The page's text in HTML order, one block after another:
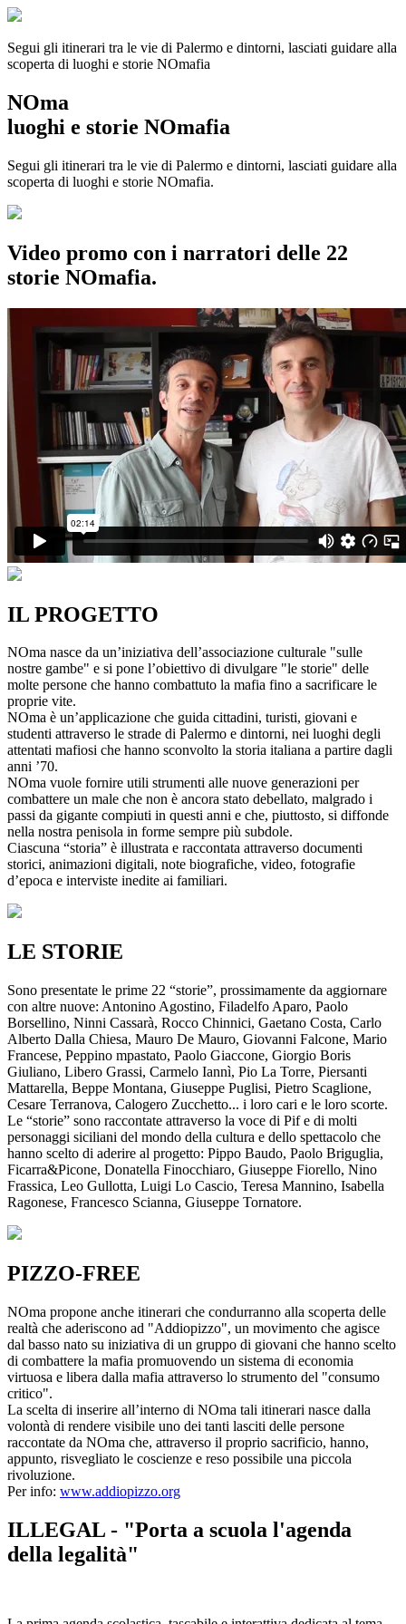
Segui gli itinerari tra le vie di Palermo e dintorni, lasciati guidare alla
scoperta di luoghi e storie NOmafia
NOma
luoghi e storie NOmafia
Segui gli itinerari tra le vie di Palermo e dintorni, lasciati guidare alla
scoperta di luoghi e storie NOmafia.
Video promo con i narratori delle 22
storie NOmafia.
IL PROGETTO
NOma nasce da un’iniziativa dell’associazione culturale "sulle
nostre gambe" e si pone l’obiettivo di divulgare "le storie" delle
molte persone che hanno combattuto la mafia fino a sacrificare le
proprie vite.
NOma è un’applicazione che guida cittadini, turisti, giovani e
studenti attraverso le strade di Palermo e dintorni, nei luoghi degli
attentati mafiosi che hanno sconvolto la storia italiana a partire dagli
anni ’70.
NOma vuole fornire utili strumenti alle nuove generazioni per
combattere un male che non è ancora stato debellato, malgrado i
passi da gigante compiuti in questi anni e che, piuttosto, si diffonde
nella nostra penisola in forme sempre più subdole.
Ciascuna “storia” è illustrata e raccontata attraverso documenti
storici, animazioni digitali, note biografiche, video, fotografie
d’epoca e interviste inedite ai familiari.
LE STORIE
Sono presentate le prime 22 “storie”, prossimamente da aggiornare
con altre nuove: Antonino Agostino, Filadelfo Aparo, Paolo
Borsellino, Ninni Cassarà, Rocco Chinnici, Gaetano Costa, Carlo
Alberto Dalla Chiesa, Mauro De Mauro, Giovanni Falcone, Mario
Francese, Peppino mpastato, Paolo Giaccone, Giorgio Boris
Giuliano, Libero Grassi, Carmelo Iannì, Pio La Torre, Piersanti
Mattarella, Beppe Montana, Giuseppe Puglisi, Pietro Scaglione,
Cesare Terranova, Calogero Zucchetto... i loro cari e le loro scorte.
Le “storie” sono raccontate attraverso la voce di Pif e di molti
personaggi siciliani del mondo della cultura e dello spettacolo che
hanno scelto di aderire al progetto: Pippo Baudo, Paolo Briguglia,
Ficarra&Picone, Donatella Finocchiaro, Giuseppe Fiorello, Nino
Frassica, Leo Gullotta, Luigi Lo Cascio, Teresa Mannino, Isabella
Ragonese, Francesco Scianna, Giuseppe Tornatore.
PIZZO-FREE
NOma propone anche itinerari che condurranno alla scoperta delle
realtà che aderiscono ad "Addiopizzo", un movimento che agisce
dal basso nato su iniziativa di un gruppo di giovani che hanno scelto
di combattere la mafia promuovendo un sistema di economia
virtuosa e libera dalla mafia attraverso lo strumento del "consumo
critico".
La scelta di inserire all’interno di NOma tali itinerari nasce dalla
volontà di rendere visibile uno dei tanti lasciti delle persone
raccontate da NOma che, attraverso il proprio sacrificio, hanno,
appunto, risvegliato le coscienze e reso possibile una piccola
rivoluzione.
Per info: www.addiopizzo.org
ILLEGAL - "Porta a scuola l'agenda
della legalità"